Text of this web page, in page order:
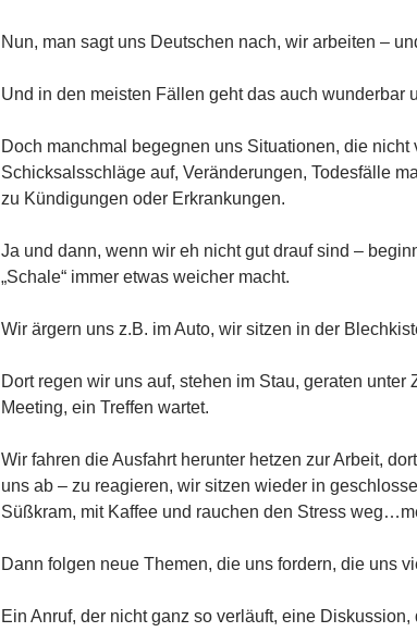
Nun, man sagt uns Deutschen nach, wir arbeiten –
Und in den meisten Fällen geht das auch wunderbar
Doch manchmal begegnen uns Situationen, die nicht
Schicksalsschläge auf, Veränderungen, Todesfälle
zu Kündigungen oder Erkrankungen.
Ja und dann, wenn wir eh nicht gut drauf sind –
„Schale“ immer etwas weicher macht.
Wir ärgern uns z.B. im Auto, wir sitzen in der
Dort regen wir uns auf, stehen im Stau, geraten unter
Meeting, ein Treffen wartet.
Wir fahren die Ausfahrt herunter hetzen zur Arbeit,
uns ab – zu reagieren, wir sitzen wieder in
Süßkram, mit Kaffee und rauchen den Stress
Dann folgen neue Themen, die uns fordern, die uns
Ein Anruf, der nicht ganz so verläuft, eine